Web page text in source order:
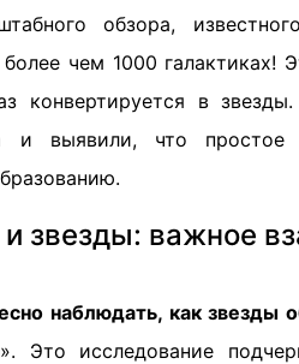
обзора,
чем 1000 галактиках!
конвертируется в
и выявили, что
и звезды: важное
наблюдать, как звезды
». Это исследование